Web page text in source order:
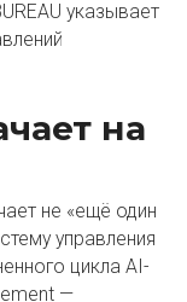
указывает
на
не «ещё один
управления
цикла AI-
—